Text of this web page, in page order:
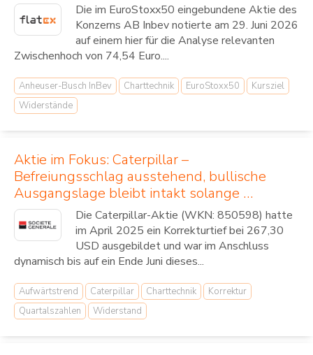
Die im EuroStoxx50 eingebundene Aktie des
Konzerns AB Inbev notierte am 29. Juni 2026
auf einem hier für die Analyse relevanten
Zwischenhoch von 74,54 Euro....
Anheuser-Busch InBev Charttechnik EuroStoxx50
Kursziel
Widerstände
Aktie im Fokus: Caterpillar –
Befreiungsschlag ausstehend, bullische
Ausgangslage bleibt intakt solange …
Die Caterpillar-Aktie (WKN: 850598) hatte
im April 2025 ein Korrekturtief bei 267,30
USD ausgebildet und war im Anschluss
dynamisch bis auf ein Ende Juni dieses...
Aufwärtstrend Caterpillar Charttechnik
Korrektur
Quartalszahlen
Widerstand